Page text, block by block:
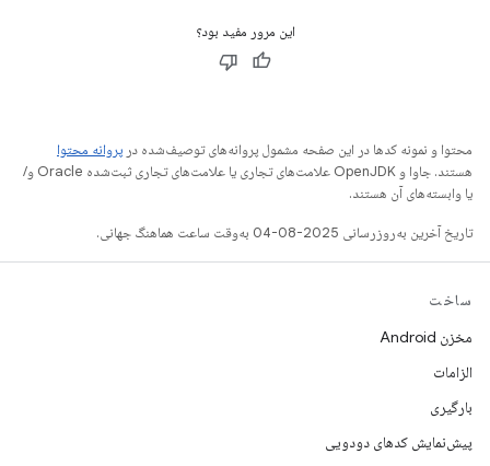
این مرور مفید بود؟
محتوا و نمونه کدها در این صفحه مشمول پروانه‌های توصیف‌شده در پروانه محتوا
هستند. جاوا و OpenJDK علامت‌های تجاری یا علامت‌های تجاری ثبت‌شده Oracle و/
یا وابسته‌های آن هستند.
تاریخ آخرین به‌روزرسانی 2025-08-04 به‌وقت ساعت هماهنگ جهانی.
ساخت
مخزن Android
الزامات
بارگیری
پیش‌نمایش کدهای دودویی